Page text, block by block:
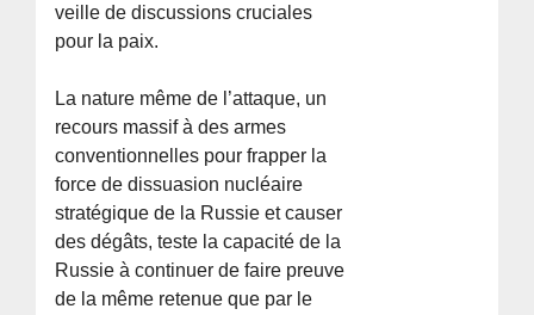
veille de discussions cruciales
pour la paix.
La nature même de l’attaque, un
recours massif à des armes
conventionnelles pour frapper la
force de dissuasion nucléaire
stratégique de la Russie et causer
des dégâts, teste la capacité de la
Russie à continuer de faire preuve
de la même retenue que par le